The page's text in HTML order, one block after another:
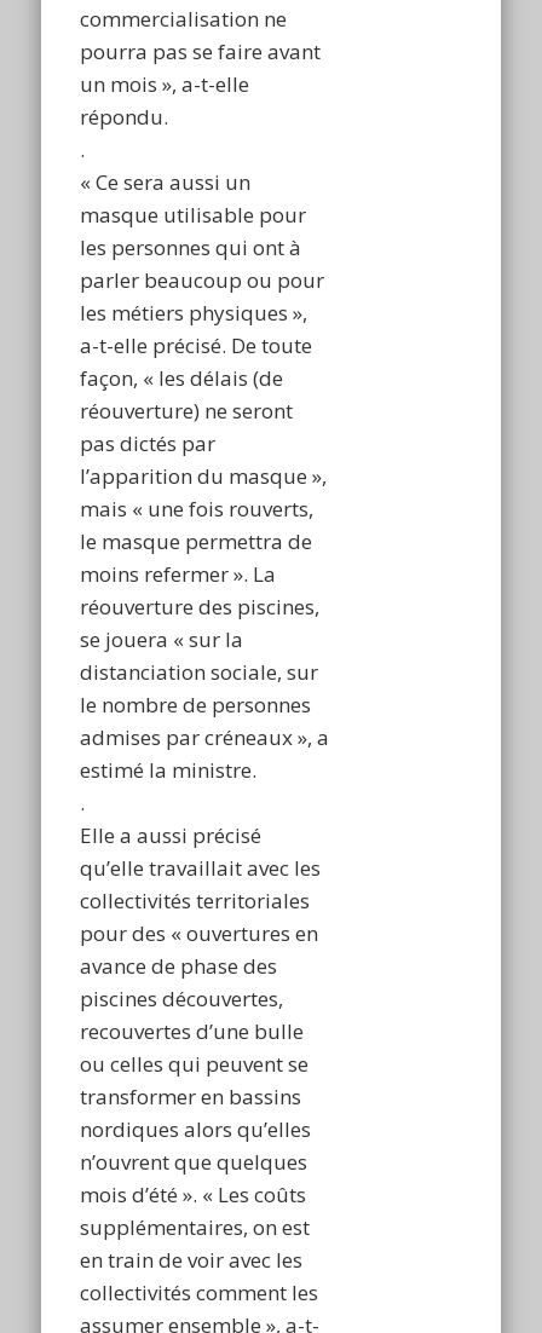
commercialisation ne
pourra pas se faire avant
un mois », a-t-elle
répondu.
.
« Ce sera aussi un
masque utilisable pour
les personnes qui ont à
parler beaucoup ou pour
les métiers physiques »,
a-t-elle précisé. De toute
façon, « les délais (de
réouverture) ne seront
pas dictés par
l’apparition du masque »,
mais « une fois rouverts,
le masque permettra de
moins refermer ». La
réouverture des piscines,
se jouera « sur la
distanciation sociale, sur
le nombre de personnes
admises par créneaux », a
estimé la ministre.
.
Elle a aussi précisé
qu’elle travaillait avec les
collectivités territoriales
pour des « ouvertures en
avance de phase des
piscines découvertes,
recouvertes d’une bulle
ou celles qui peuvent se
transformer en bassins
nordiques alors qu’elles
n’ouvrent que quelques
mois d’été ». « Les coûts
supplémentaires, on est
en train de voir avec les
collectivités comment les
assumer ensemble », a-t-